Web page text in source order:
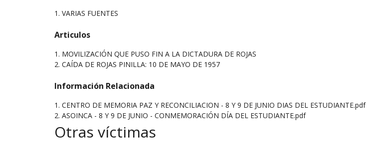
1. VARIAS FUENTES
Articulos
1. MOVILIZACIÓN QUE PUSO FIN A LA DICTADURA DE ROJAS
2. CAÍDA DE ROJAS PINILLA: 10 DE MAYO DE 1957
Información Relacionada
1. CENTRO DE MEMORIA PAZ Y RECONCILIACION - 8 Y 9 DE JUNIO DIAS DEL ESTUDIANTE.pdf
2. ASOINCA - 8 Y 9 DE JUNIO - CONMEMORACIÓN DÍA DEL ESTUDIANTE.pdf
Otras víctimas